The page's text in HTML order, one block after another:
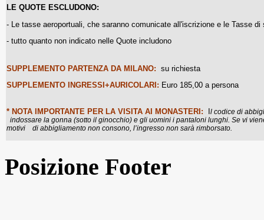
LE QUOTE ESCLUDONO:
- Le tasse aeroportuali, che saranno comunicate all'iscrizione e le Tasse di
- tutto quanto non indicato nelle Quote includono
SUPPLEMENTO PARTENZA DA MILANO: su richiesta
SUPPLEMENTO INGRESSI+AURICOLARI: Euro 185,00 a persona
* NOTA IMPORTANTE PER LA VISITA AI MONASTERI: Il codice di
indossare la gonna (sotto il ginocchio) e gli uomini i pantaloni lunghi. Se vi
motivi di abbigliamento non consono, l’ingresso non sarà rimborsato.
Posizione Footer